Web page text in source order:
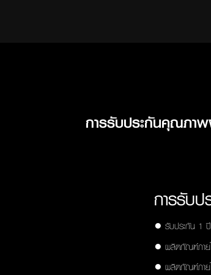
การรับประกันคุณภ
การรับ
● รับประกัน 1
● ผลิตภัณฑ์ภายใ
● ผลิตภัณฑ์ภายใต้